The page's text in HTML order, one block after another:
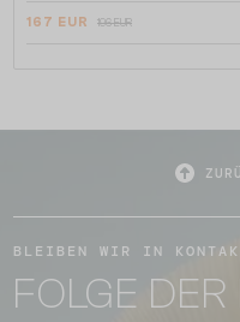
167 EUR 196 EUR
BLEIBEN WIR IN
FOLGE